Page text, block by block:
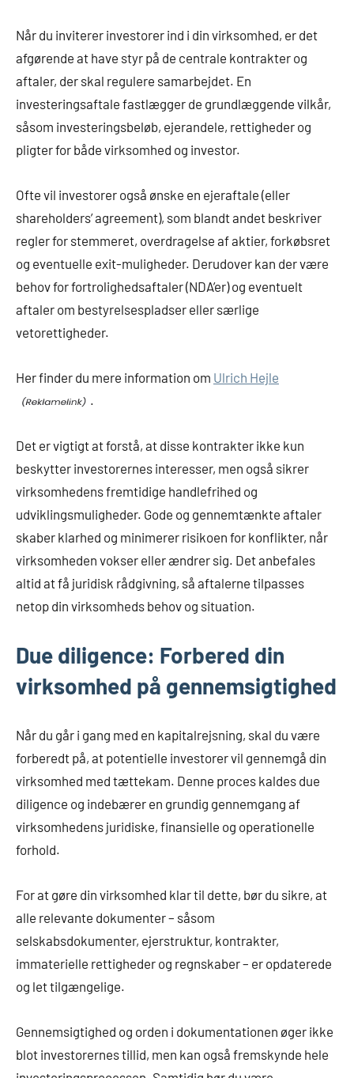
Når du inviterer investorer ind i din virksomhed, er det
afgørende at have styr på de centrale kontrakter og
aftaler, der skal regulere samarbejdet. En
investeringsaftale fastlægger de grundlæggende vilkår,
såsom investeringsbeløb, ejerandele, rettigheder og
pligter for både virksomhed og investor.
Ofte vil investorer også ønske en ejeraftale (eller
shareholders’ agreement), som blandt andet beskriver
regler for stemmeret, overdragelse af aktier, forkøbsret
og eventuelle exit-muligheder. Derudover kan der være
behov for fortrolighedsaftaler (NDA’er) og eventuelt
aftaler om bestyrelsespladser eller særlige
vetorettigheder.
Her finder du mere information om Ulrich Hejle
.
Det er vigtigt at forstå, at disse kontrakter ikke kun
beskytter investorernes interesser, men også sikrer
virksomhedens fremtidige handlefrihed og
udviklingsmuligheder. Gode og gennemtænkte aftaler
skaber klarhed og minimerer risikoen for konflikter, når
virksomheden vokser eller ændrer sig. Det anbefales
altid at få juridisk rådgivning, så aftalerne tilpasses
netop din virksomheds behov og situation.
Due diligence: Forbered din
virksomhed på gennemsigtighed
Når du går i gang med en kapitalrejsning, skal du være
forberedt på, at potentielle investorer vil gennemgå din
virksomhed med tættekam. Denne proces kaldes due
diligence og indebærer en grundig gennemgang af
virksomhedens juridiske, finansielle og operationelle
forhold.
For at gøre din virksomhed klar til dette, bør du sikre, at
alle relevante dokumenter – såsom
selskabsdokumenter, ejerstruktur, kontrakter,
immaterielle rettigheder og regnskaber – er opdaterede
og let tilgængelige.
Gennemsigtighed og orden i dokumentationen øger ikke
blot investorernes tillid, men kan også fremskynde hele